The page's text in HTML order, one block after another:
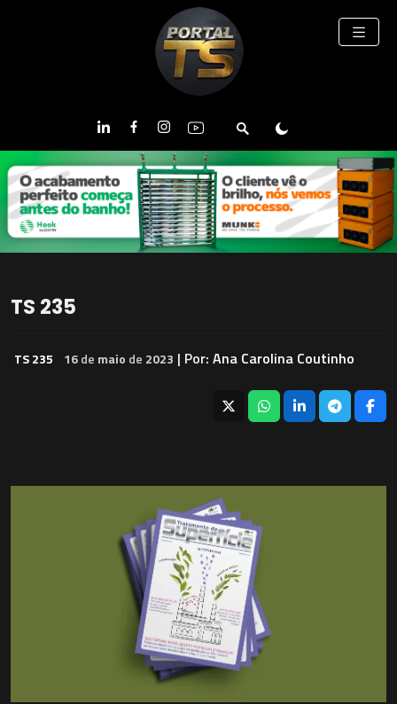
TS 235
TS 235 16de maio de 2023 | Por: Ana Carolina Coutinho